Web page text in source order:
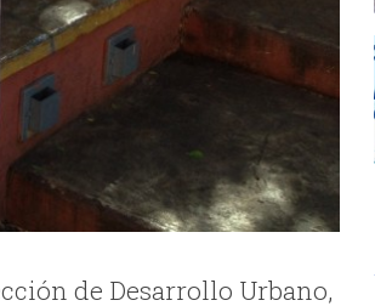
de Desarrollo Urbano,